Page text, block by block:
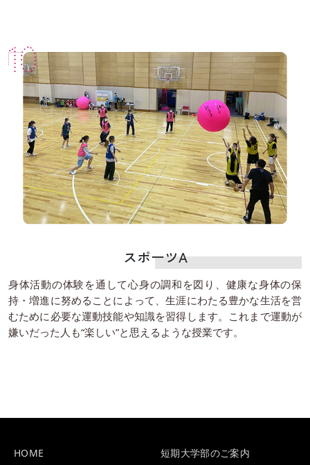
スポーツA
身体活動の体験を通して心身の調和を図り、健康な身体の保
持・増進に努めることによって、生涯にわたる豊かな生活を営
むために必要な運動技能や知識を習得します。これまで運動が
嫌いだった人も“楽しい”と思えるような授業です。
10
HOME 短期大学部のご案内